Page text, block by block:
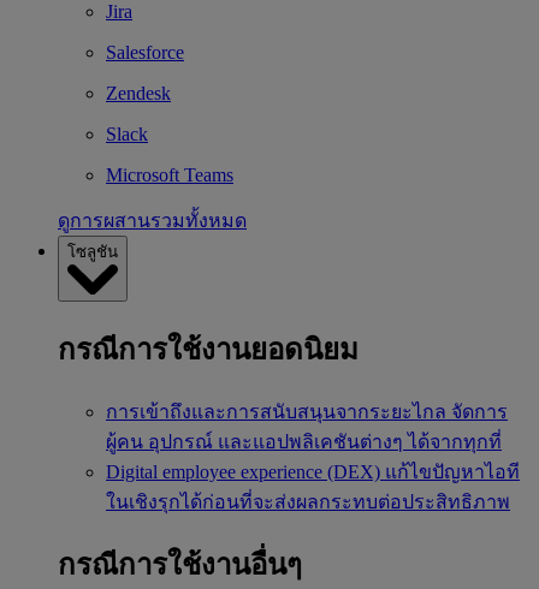
Jira
Salesforce
Zendesk
Slack
Microsoft Teams
ดูการผสานรวมทั้งหมด
โซลูชัน
กรณีการใช้งานยอดนิยม
การเข้าถึงและการสนับสนุนจากระยะไกล จัดการ
ผู้คน อุปกรณ์ และแอปพลิเคชันต่างๆ ได้จากทุกที่
Digital employee experience (DEX) แก้ไขปัญหาไอที
ในเชิงรุกได้ก่อนที่จะส่งผลกระทบต่อประสิทธิภาพ
กรณีการใช้งานอื่นๆ